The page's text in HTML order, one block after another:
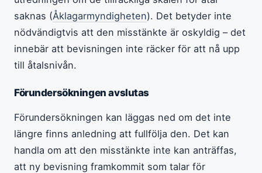
saknas (Åklagarmyndigheten). Det betyder inte
nödvändigtvis att den misstänkte är oskyldig – det
innebär att bevisningen inte räcker för att nå upp
till åtalsnivån.
Förundersökningen avslutas
Förundersökningen kan läggas ned om det inte
längre finns anledning att fullfölja den. Det kan
handla om att den misstänkte inte kan anträffas,
att ny bevisning framkommit som talar för